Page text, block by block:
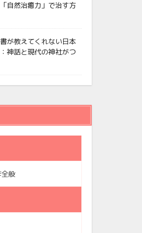
自然治癒力」で治す方
が教えてくれない日本
神話と現代の神社がつ
般